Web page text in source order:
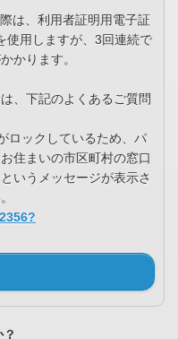
は、利用者証明用電子証
使用しますが、3回連続で
かります。
、下記のよくあるご質問
ックしているため、パ
住まいの市区町村の窓口
いうメッセージが表示さ